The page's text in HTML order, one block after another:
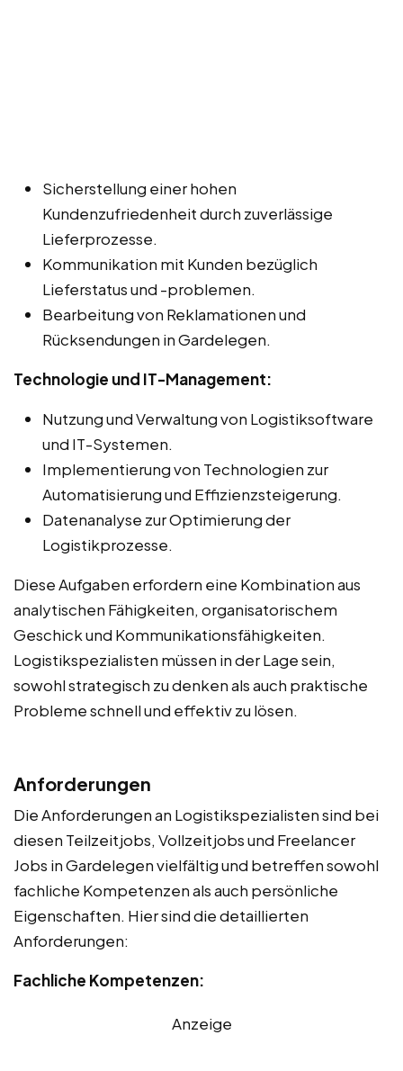
Sicherstellung einer hohen
Kundenzufriedenheit durch zuverlässige
Lieferprozesse.
Kommunikation mit Kunden bezüglich
Lieferstatus und -problemen.
Bearbeitung von Reklamationen und
Rücksendungen in Gardelegen.
Technologie und IT-Management:
Nutzung und Verwaltung von Logistiksoftware
und IT-Systemen.
Implementierung von Technologien zur
Automatisierung und Effizienzsteigerung.
Datenanalyse zur Optimierung der
Logistikprozesse.
Diese Aufgaben erfordern eine Kombination aus
analytischen Fähigkeiten, organisatorischem
Geschick und Kommunikationsfähigkeiten.
Logistikspezialisten müssen in der Lage sein,
sowohl strategisch zu denken als auch praktische
Probleme schnell und effektiv zu lösen.
Anforderungen
Die Anforderungen an Logistikspezialisten sind bei
diesen Teilzeitjobs, Vollzeitjobs und Freelancer
Jobs in Gardelegen vielfältig und betreffen sowohl
fachliche Kompetenzen als auch persönliche
Eigenschaften. Hier sind die detaillierten
Anforderungen:
Fachliche Kompetenzen:
Anzeige